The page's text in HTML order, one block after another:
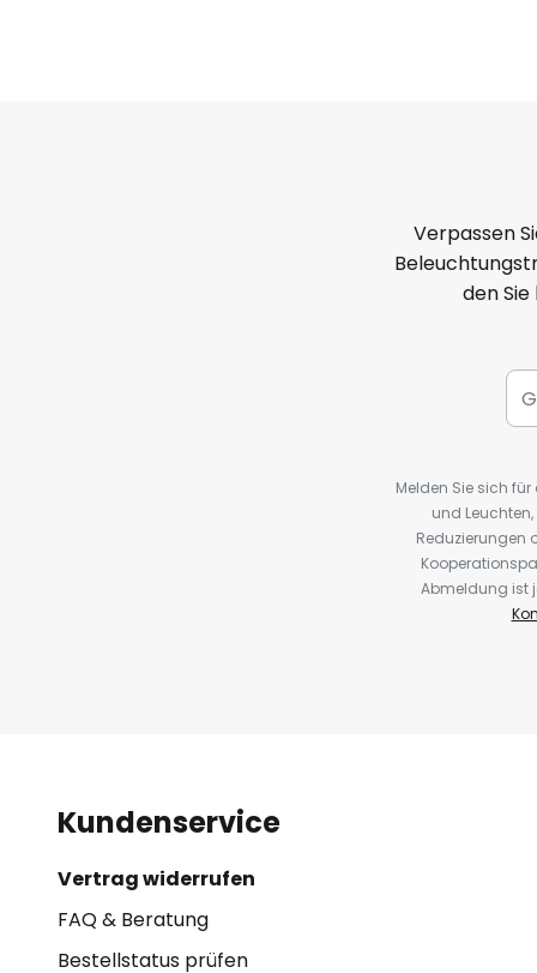
Verpassen
den
Melden Sie sich
und
Reduzierungen
Abmeldung ist
Kundenservice
Vertrag widerrufen
FAQ & Beratung
Bestellstatus prüfen